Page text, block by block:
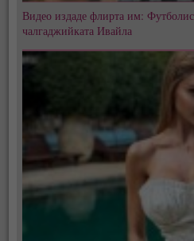
Видео издаде флирта им:
чалгаджийката Ивайла